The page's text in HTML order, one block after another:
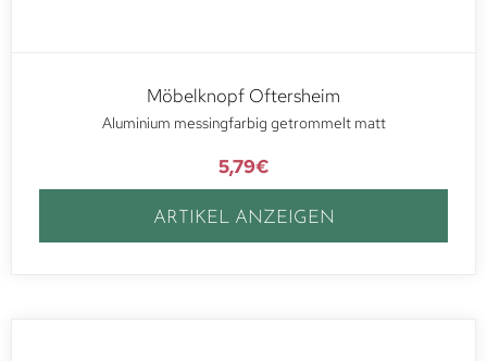
Möbelknopf Oftersheim
Aluminium messingfarbig getrommelt matt
5,79€
ARTIKEL ANZEIGEN